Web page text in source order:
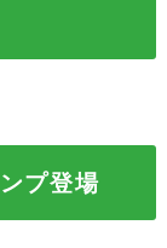
プ登場